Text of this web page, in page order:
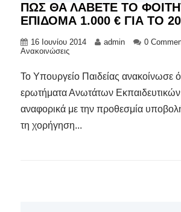
ΠΩΣ ΘΑ ΛΑΒΕΤΕ ΤΟ
ΕΠΙΔΟΜΑ 1.000 € ΓΙΑ ΤΟ
16 Ιουνίου 2014 admin
0
Ανακοινώσεις
Το Υπουργείο Παιδείας ανακοίνωσε
ερωτήματα Ανωτάτων
αναφορικά με την προθεσμία
τη χορήγηση...